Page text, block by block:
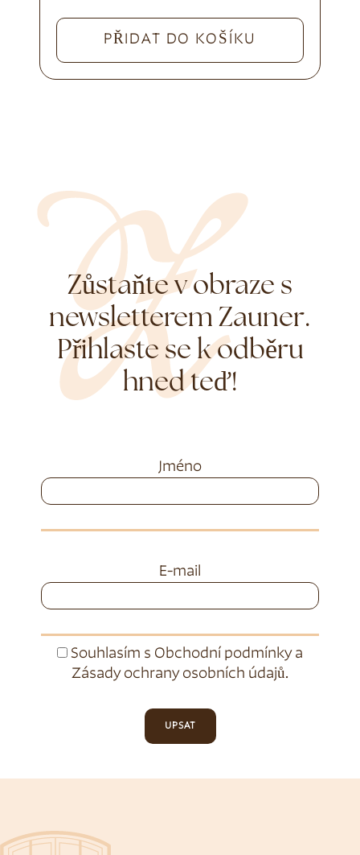
PŘIDAT DO KOŠÍKU
Zůstaňte v obraze s
newsletterem Zauner.
Přihlaste se k odběru
hned teď!
Jméno
E-mail
Souhlasím s Obchodní podmínkya
Zásady ochrany osobních údajů.
UPSAT